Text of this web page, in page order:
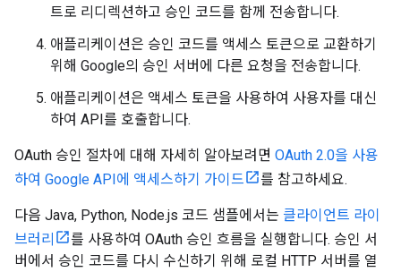
트로 리디렉션하고 승인 코드를 함께 전송합니다.
애플리케이션은 승인 코드를 액세스 토큰으로 교환하기
위해 Google의 승인 서버에 다른 요청을 전송합니다.
애플리케이션은 액세스 토큰을 사용하여 사용자를 대신
하여 API를 호출합니다.
OAuth 승인 절차에 대해 자세히 알아보려면 OAuth 2.0을 사용
하여 Google API에 액세스하기 가이드
를 참고하세요.
다음 Java, Python, Node.js 코드 샘플에서는 클라이언트 라이
브러리
를 사용하여 OAuth 승인 흐름을 실행합니다. 승인 서
버에서 승인 코드를 다시 수신하기 위해 로컬 HTTP 서버를 열